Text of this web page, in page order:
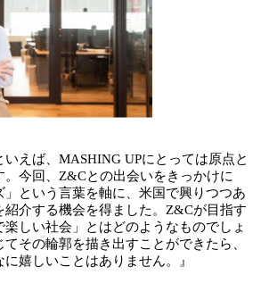
いえば、MASHING UPにとっては原点と
。今回、Z&Cとの出会いをきっかけに
」という言葉を軸に、米国で興りつつあ
紹介する機会を得ました。Z&Cが目指す
楽しい社会」とはどのようなものでしょ
その輪郭を描き出すことができたら、
嬉しいことはありません。』